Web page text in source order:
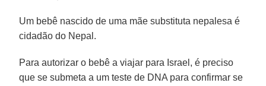
Um bebê nascido de uma mãe substituta nepalesa é
cidadão do Nepal.
Para autorizar o bebê a viajar para Israel, é preciso
que se submeta a um teste de DNA para confirmar se